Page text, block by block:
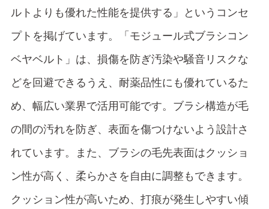
ルトよりも優れた性能を提供する」というコンセ
プトを掲げています。「モジュール式ブラシコン
ベヤベルト」は、損傷を防ぎ汚染や騒音リスクな
どを回避できるうえ、耐薬品性にも優れているた
め、幅広い業界で活用可能です。ブラシ構造が毛
の間の汚れを防ぎ、表面を傷つけないよう設計さ
れています。また、ブラシの毛先表面はクッショ
ン性が高く、柔らかさを自由に調整もできます。
クッション性が高いため、打痕が発生しやすい傾